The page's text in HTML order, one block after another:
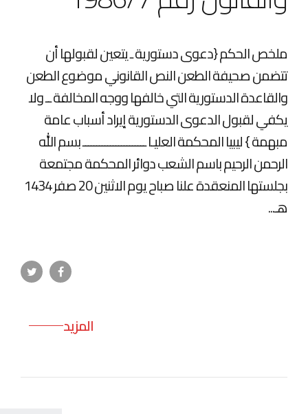
ملخص الحكم {دعوى دستورية ـ يتعين لقبولها أن
تتضمن صحيفة الطعن النص القانوني موضوع الطعن
والقاعدة الدستورية التي خالفها ووجه المخالفة ــ ولا
يكفي لقبول الدعوى الدستورية إيراد أسباب عامة
مبهمة } ليبيا المحكمة العليـا ـــــــــــــــــــــــ بسم الله
الرحمن الرحيم باسم الشعب دوائر المحكمة مجتمعة
بجلستها المنعقدة علنا صباح يوم الاثنين 20 صفر 1434
هـ...
المزيد